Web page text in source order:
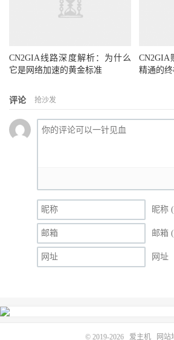
CN2GIA线路深度解析：为什么
它是网络加速的黄金标准
CN2GIA
精通的
评论 抢沙发
昵称
邮箱
网址
© 2019-2026 爱主机 网站